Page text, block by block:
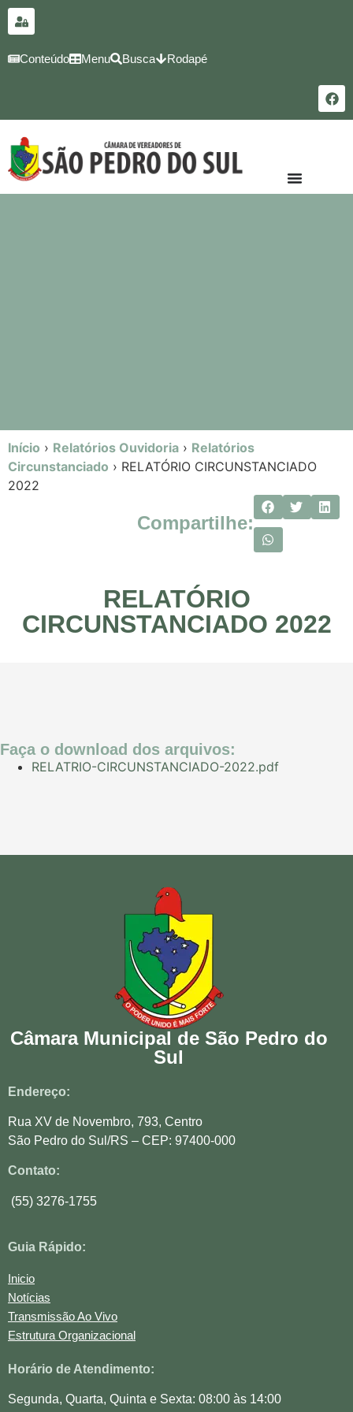
conteúdo
Conteúdo Menu Busca Rodapé
Início › Relatórios Ouvidoria › Relatórios
Circunstanciado › RELATÓRIO CIRCUNSTANCIADO
2022
Compartilhe:
RELATÓRIO
CIRCUNSTANCIADO 2022
Faça o download dos arquivos:
RELATRIO-CIRCUNSTANCIADO-2022.pdf
Câmara Municipal de São Pedro do
Sul
Endereço:
Rua XV de Novembro, 793, Centro
São Pedro do Sul/RS – CEP: 97400-000
Contato:
(55) 3276-1755
Guia Rápido:
Inicio
Notícias
Transmissão Ao Vivo
Estrutura Organizacional
Horário de Atendimento:
Segunda, Quarta, Quinta e Sexta: 08:00 às 14:00